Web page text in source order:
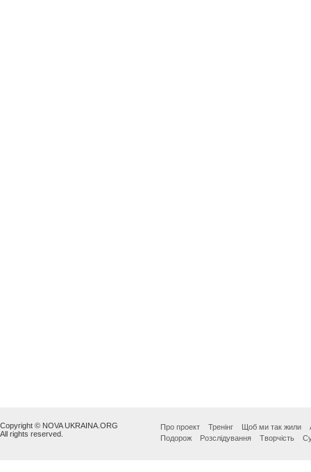
Copyright © NOVA UKRAINA.ORG
All rights reserved.
Про проект Тренінг Щоб ми так жили
Подорож
Розслідування Творчість